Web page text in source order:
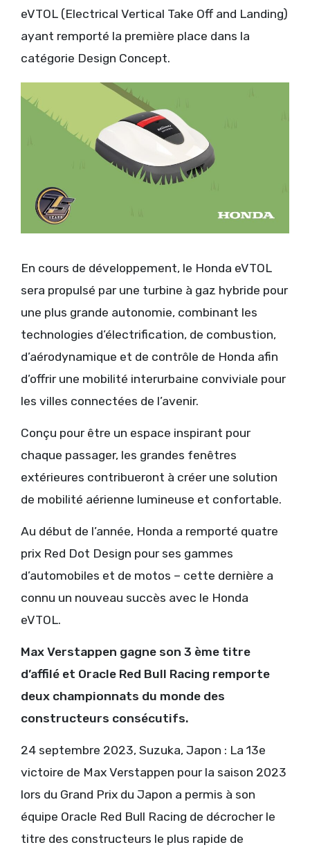
eVTOL (Electrical Vertical Take Off and Landing)
ayant remporté la première place dans la
catégorie Design Concept.
En cours de développement, le Honda eVTOL
sera propulsé par une turbine à gaz hybride pour
une plus grande autonomie, combinant les
technologies d’électrification, de combustion,
d’aérodynamique et de contrôle de Honda afin
d’offrir une mobilité interurbaine conviviale pour
les villes connectées de l’avenir.
Conçu pour être un espace inspirant pour
chaque passager, les grandes fenêtres
extérieures contribueront à créer une solution
de mobilité aérienne lumineuse et confortable.
Au début de l’année, Honda a remporté quatre
prix Red Dot Design pour ses gammes
d’automobiles et de motos – cette dernière a
connu un nouveau succès avec le Honda
eVTOL.
Max Verstappen gagne son 3 ème titre
d’affilé et Oracle Red Bull Racing remporte
deux championnats du monde des
constructeurs consécutifs.
24 septembre 2023, Suzuka, Japon : La 13e
victoire de Max Verstappen pour la saison 2023
lors du Grand Prix du Japon a permis à son
équipe Oracle Red Bull Racing de décrocher le
titre des constructeurs le plus rapide de